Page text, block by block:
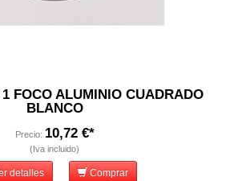
FOCO ALUMINIO CUADRADO
BLANCO
Precio: 10,72 €*
(Iva incluido)
detalles Comprar